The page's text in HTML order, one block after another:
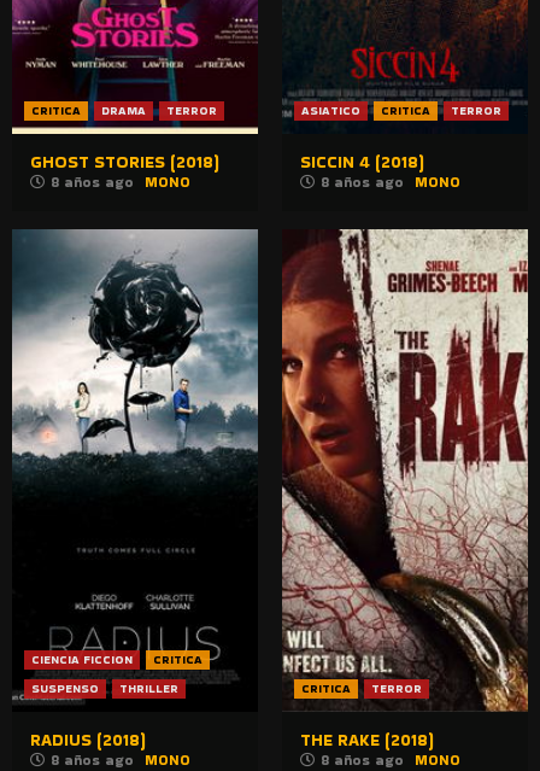
CRITICA DRAMA TERROR
GHOST STORIES (2018)
8 años ago MONO
ASIATICO CRITICA TERROR
SICCIN 4 (2018)
8 años ago MONO
CIENCIA FICCION
CRITICA
SUSPENSO
THRILLER
RADIUS (2018)
8 años ago MONO
CRITICA TERROR
THE RAKE (2018)
8 años ago MONO